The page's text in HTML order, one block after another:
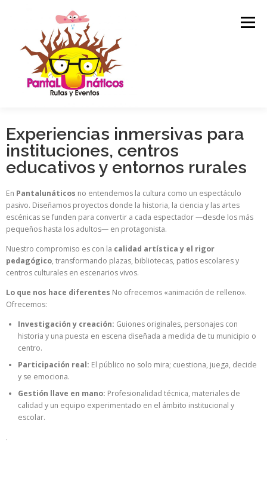
Menú
INICIO EXPERIENCIAS QUIENES SOMOS
AGENDA INNOVACIÓN CULTURAL BLOG
CONTACTO
Experiencias inmersivas para
instituciones, centros
educativos y entornos rurales
En Pantalunáticos no entendemos la cultura como un espectáculo
pasivo. Diseñamos proyectos donde la historia, la ciencia y las artes
escénicas se funden para convertir a cada espectador —desde los más
pequeños hasta los adultos— en protagonista.
Nuestro compromiso es con la calidad artística y el rigor
pedagógico, transformando plazas, bibliotecas, patios escolares y
centros culturales en escenarios vivos.
Lo que nos hace diferentes No ofrecemos «animación de relleno».
Ofrecemos:
Investigación y creación: Guiones originales, personajes con
historia y una puesta en escena diseñada a medida de tu municipio o
centro.
Participación real: El público no solo mira; cuestiona, juega, decide
y se emociona.
Gestión llave en mano: Profesionalidad técnica, materiales de
calidad y un equipo experimentado en el ámbito institucional y
escolar.
.